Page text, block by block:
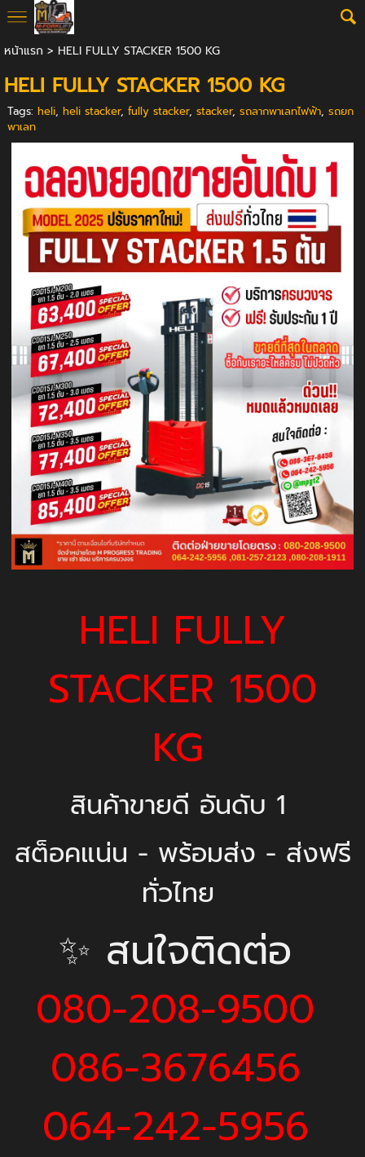
หน้าแรก > HELI FULLY STACKER 1500 KG
HELI FULLY STACKER 1500 KG
Tags: heli, heli stacker, fully stacker, stacker, รถลากพาเลทไฟฟ้า, รถยก
พาเลท
HELI FULLY
STACKER 1500
KG
สินค้าขายดี อันดับ 1
สต็อคแน่น - พร้อมส่ง - ส่งฟรี
ทั่วไทย
✨ สนใจติดต่อ
080-208-9500
086-3676456
064-242-5956